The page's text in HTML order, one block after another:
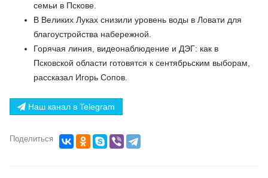
семьи в Пскове.
В Великих Луках снизили уровень воды в Ловати для
благоустройства набережной.
Горячая линия, видеонаблюдение и ДЭГ: как в
Псковской области готовятся к сентябрьским выборам,
рассказал Игорь Сопов.
Наш канал в Telegram
Поделиться